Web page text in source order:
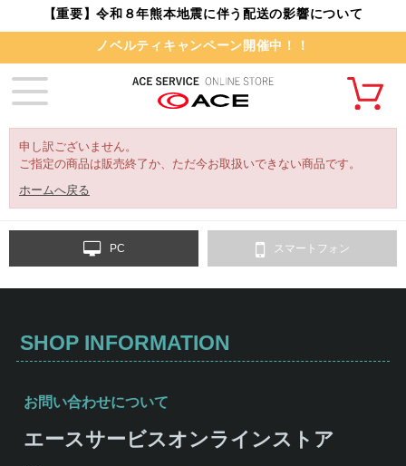
【重要】令和８年熊本地震に伴う配送の影響について
ノベルティキャンペーン開催中！！
申し訳ございません。
ご指定の商品は販売終了か、ただ今お取扱いできない商品です。
ホームへ戻る
PC スマートフォン
SHOP INFORMATION
お問い合わせについて
エースサービスオンラインストア